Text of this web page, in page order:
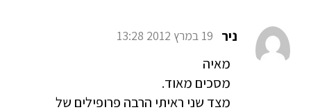
ניר 19 במרץ 2012 13:28
מאיה
מסכים מאוד.
מצד שני ראיתי הרבה פרופילים של